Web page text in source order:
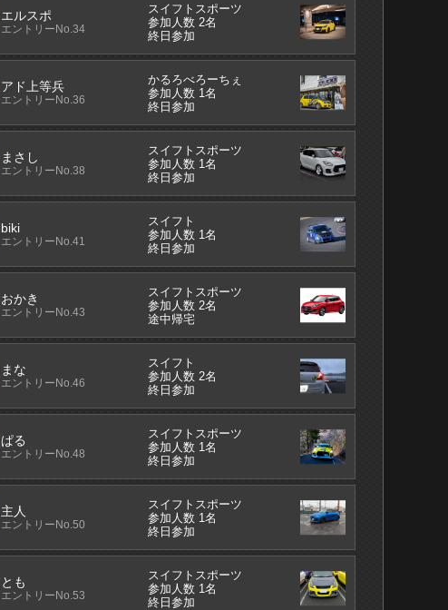
エルスポ
エントリーNo.34
スイフトスポーツ
参加人数 2名
終日参加
アド上等兵
エントリーNo.36
かるろべろーちぇ
参加人数 1名
終日参加
まさし
エントリーNo.38
スイフトスポーツ
参加人数 1名
終日参加
biki
エントリーNo.41
スイフト
参加人数 1名
終日参加
おかき
エントリーNo.43
スイフトスポーツ
参加人数 2名
途中帰宅
まな
エントリーNo.46
スイフト
参加人数 2名
終日参加
ぱる
エントリーNo.48
スイフトスポーツ
参加人数 1名
終日参加
主人
エントリーNo.50
スイフトスポーツ
参加人数 1名
終日参加
とも
エントリーNo.53
スイフトスポーツ
参加人数 1名
終日参加